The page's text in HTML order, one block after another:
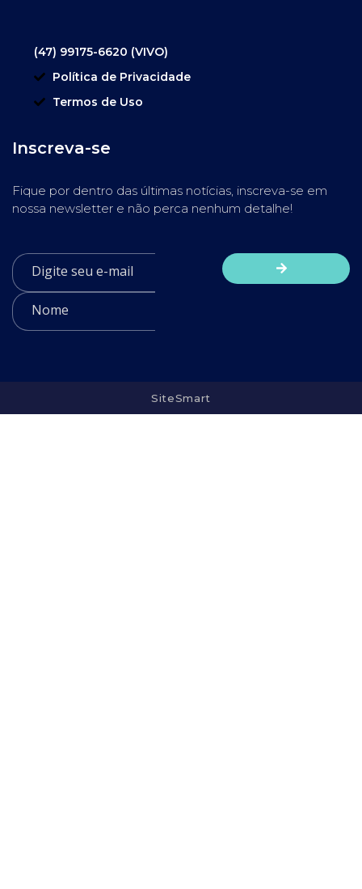
(47) 99175-6620 (VIVO)
Política de Privacidade
Termos de Uso
Inscreva-se
Fique por dentro das últimas notícias, inscreva-se em
nossa newsletter e não perca nenhum detalhe!
SiteSmart